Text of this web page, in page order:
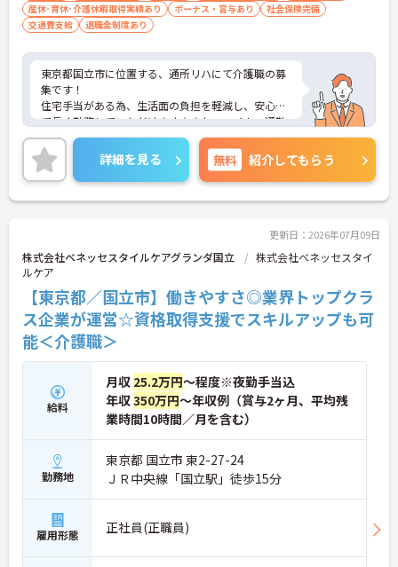
産休･育休･介護休暇取得実績あり ボーナス・賞与あり
社会保険完備
交通費支給
退職金制度あり
東京都国立市に位置する、通所リハにて介護職の募
集です！
住宅手当がある為、生活面の負担を軽減し、安心し
て長く勤務していただけます☆また、マイカー通勤
可能なので通勤らくらくです◎
ご興味のある方には、面接対策ポイントなど、さら
に詳細をお話しいたしますのでお気軽にご相談くだ
さい！
詳細を見る 無料 紹介してもらう
更新日：2026年07月09日
株式会社ベネッセスタイルケアグランダ国立
株式会社ベネッセスタイ
ルケア
【東京都／国立市】働きやすさ◎業界トップクラ
ス企業が運営☆資格取得支援でスキルアップも可
能＜介護職＞
給料
月収 25.2万円～程度※夜勤手当込
年収350万円～年収例（賞与2ヶ月、平均残
業時間10時間／月を含む）
勤務地
東京都 国立市 東2-27-24
ＪＲ中央線「国立駅」徒歩15分
雇用形態 正社員(正職員)